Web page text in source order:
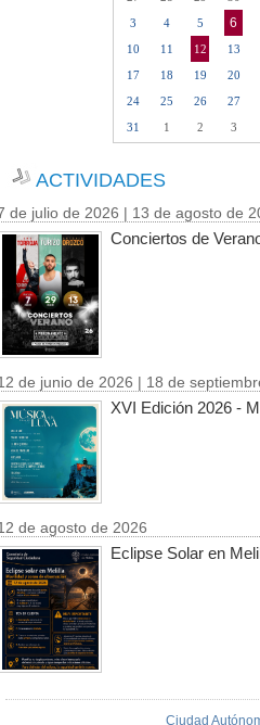
3
4 5 6
10
11 12 13
17
18 19 20
24
25 26 27
31
1 2 3
ACTIVIDADES
de julio de 2026 | 13 de agosto de
Conciertos de
de junio de 2026 | 18 de
XVI Edición 2026 -
de agosto de 2026
Eclipse Solar en
Ciudad